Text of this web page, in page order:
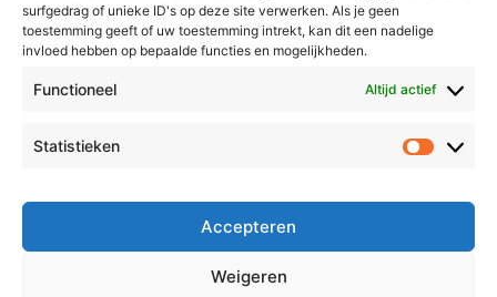
surfgedrag of unieke ID's op deze site verwerken. Als je geen
toestemming geeft of uw toestemming intrekt, kan dit een nadelige
invloed hebben op bepaalde functies en mogelijkheden.
Functioneel Altijd actief
Statistieken
Accepteren
Weigeren
Maasgouw
Echt-Susteren
Roerdalen
Radio & TV